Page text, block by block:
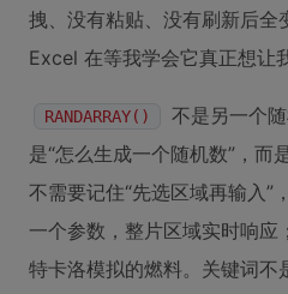
拽、没有粘贴、没有刷新后
Excel 在等我学会它真正想让
RANDARRAY()
不是另一个
是“怎么生成一个随机数”，而
不需要记住“先选区域再输入
一个参数，整片区域实时响应
特卡洛模拟的燃料。关键词